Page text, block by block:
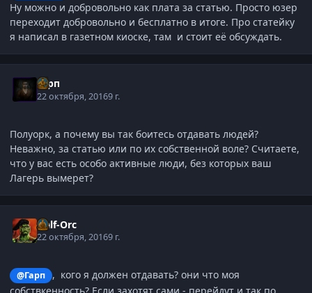
Ну можно и добровольно как плата за статью. Просто юзер
переходит добровольно и бесплатно в итоге. Про статейку
я написал в газетном киоске, там и стоит её обсуждать.
Гарп
22 октября, 20169 г.
Полуорк, а почему вы так боитесь отдавать людей?
Неважно, за статью или по их собственной воле? Считаете,
что у вас есть особо активные люди, без которых ваш
Лагерь вымерет?
Half-Orc
22 октября, 20169 г.
@Гарп
, кого я должен отдавать? они что моя
собствкенность? Если захотят сами - перейдут и так по